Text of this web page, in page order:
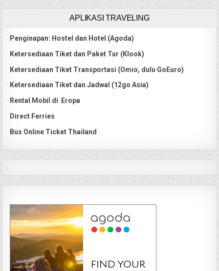
APLIKASI TRAVELING
Penginapan: Hostel dan Hotel (Agoda)
Ketersediaan Tiket dan Paket Tur (Klook)
Ketersediaan Tiket Transportasi (Omio, dulu GoEuro)
Ketersediaan Tiket dan Jadwal (12go Asia)
Rental Mobil di Eropa
Direct Ferries
Bus Online Ticket Thailand